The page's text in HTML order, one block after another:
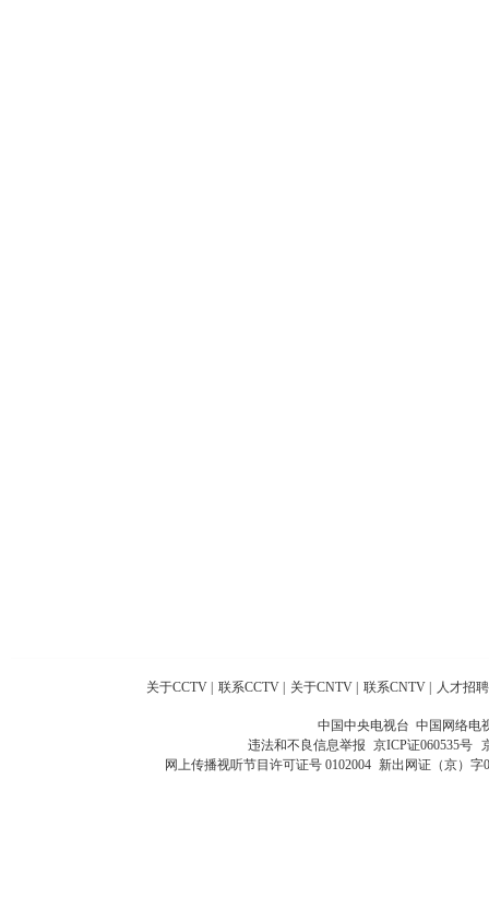
关于CCTV 联系CCTV 关于CNTV 联系CNTV 人才招聘
中国中央电视台 中国网络电
违法和不良信息举报 京ICP证060535号
网上传播视听节目许可证号 0102004 新出网证（京）